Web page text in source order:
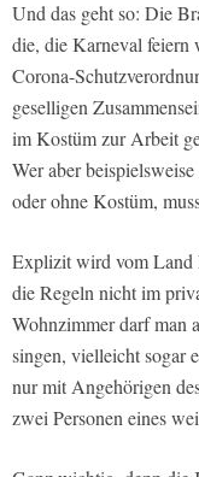
Und das geht so: Die
die, die Karneval feiern
Corona-
geselligen
im Kostüm zur Arbeit
Wer aber
oder ohne Kostüm,
Explizit wird vom Land
die Regeln nicht im
Wohnzimmer darf man
singen, vielleicht sogar
nur mit Angehörigen
zwei Personen eines